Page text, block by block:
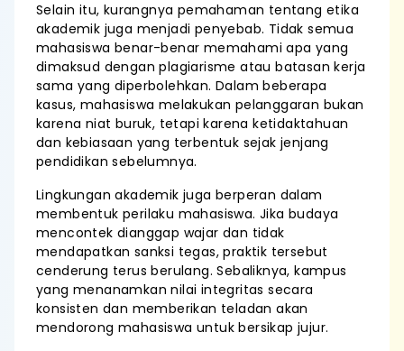
Selain itu, kurangnya pemahaman tentang etika
akademik juga menjadi penyebab. Tidak semua
mahasiswa benar-benar memahami apa yang
dimaksud dengan plagiarisme atau batasan kerja
sama yang diperbolehkan. Dalam beberapa
kasus, mahasiswa melakukan pelanggaran bukan
karena niat buruk, tetapi karena ketidaktahuan
dan kebiasaan yang terbentuk sejak jenjang
pendidikan sebelumnya.
Lingkungan akademik juga berperan dalam
membentuk perilaku mahasiswa. Jika budaya
mencontek dianggap wajar dan tidak
mendapatkan sanksi tegas, praktik tersebut
cenderung terus berulang. Sebaliknya, kampus
yang menanamkan nilai integritas secara
konsisten dan memberikan teladan akan
mendorong mahasiswa untuk bersikap jujur.